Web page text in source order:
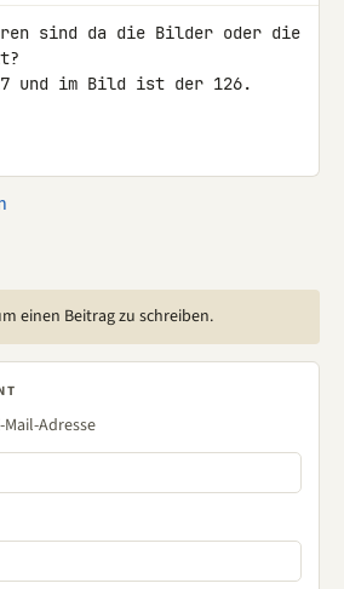
sind da die Bilder oder die
und im Bild ist der 126.
einen Beitrag zu schreiben.
Adresse